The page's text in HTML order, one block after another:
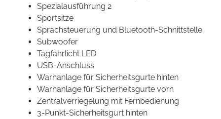
Spezialausführung 2
Sportsitze
Sprachsteuerung und Bluetooth-Schnittstelle
Subwoofer
Tagfahrlicht LED
USB-Anschluss
Warnanlage für Sicherheitsgurte hinten
Warnanlage für Sicherheitsgurte vorn
Zentralverriegelung mit Fernbedienung
3-Punkt-Sicherheitsgurt hinten